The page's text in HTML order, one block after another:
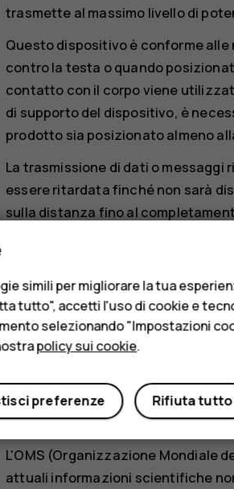
trasmette al massimo livello di
Questo dispositivo è conforme
contro la testa o quando
contatto con il corpo viene
di supporto del dispositivo, è
prodotto sia posizionato almeno
La trasmissione di dati o
essere ritardata finché non sarà
sulla distanza fino al
Durante il normale utilizzo i valori
dovuto al fatto che, ai fini
quando per la chiamata non è
automaticamente diminuita. Più è
I modelli dei dispositivi possono
il design potranno subire
Per ulteriori informazioni, visitare il
trasmettere anche se non si sta
L'OMS (Organizzazione Mondiale
attuali informazioni scientifiche
simili per migliorare la tua
tutto", accetti l'uso di cookie e
selezionando "Impostazioni
policy sui cookie.
Rifiuta tutto
preferenze